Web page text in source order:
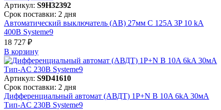
Артикул: S9H32392
Срок поставки: 2 дня
Автоматический выключатель (АВ) 27мм C 125A 3P 10 kA
400В Systeme9
18 727 ₽
В корзинy
Артикул: S9D41610
Срок поставки: 2 дня
Дифференциальный автомат (АВДТ) 1P+N B 10A 6kA 30мА
Тип-AC 230В Systeme9